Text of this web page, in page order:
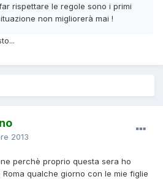
rispettare le regole sono i primi
non migliorerà mai !
2013
perchè proprio questa sera ho
qualche giorno con le mie figlie